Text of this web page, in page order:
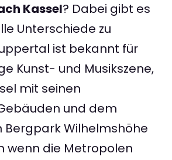
Kassel? Dabei gibt es
Unterschiede zu
ist bekannt für
Kunst- und Musikszene,
mit seinen
und dem
Wilhelmshöhe
wenn die Metropolen